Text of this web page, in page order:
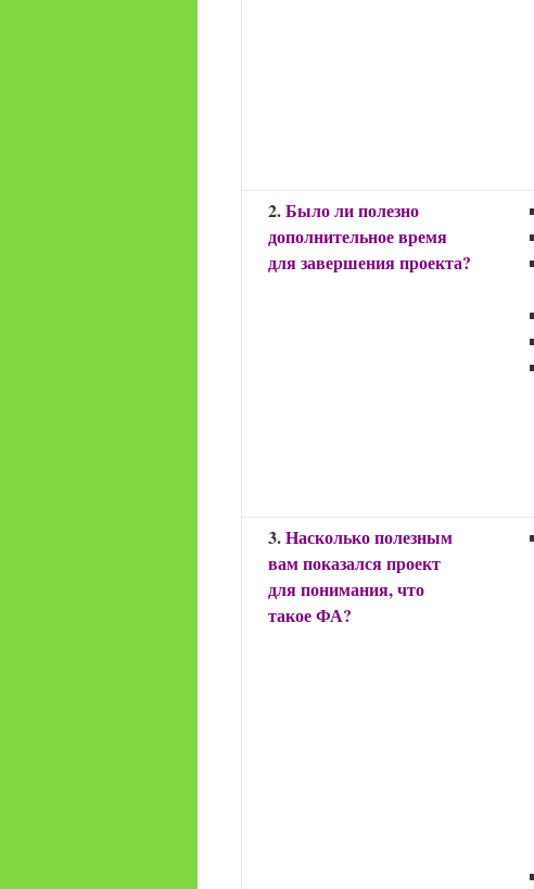
2.Было ли полезно
дополнительное время
для завершения проекта?
3.Насколько полезным
вам показался проект
для понимания, что
такое ФА?